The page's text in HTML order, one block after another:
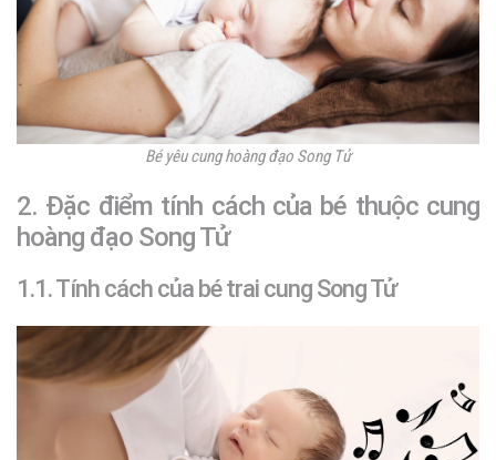
Bé yêu cung hoàng đạo Song Tử
2. Đặc điểm tính cách của bé thuộc cung
hoàng đạo Song Tử
1.1. Tính cách của bé trai cung Song Tử